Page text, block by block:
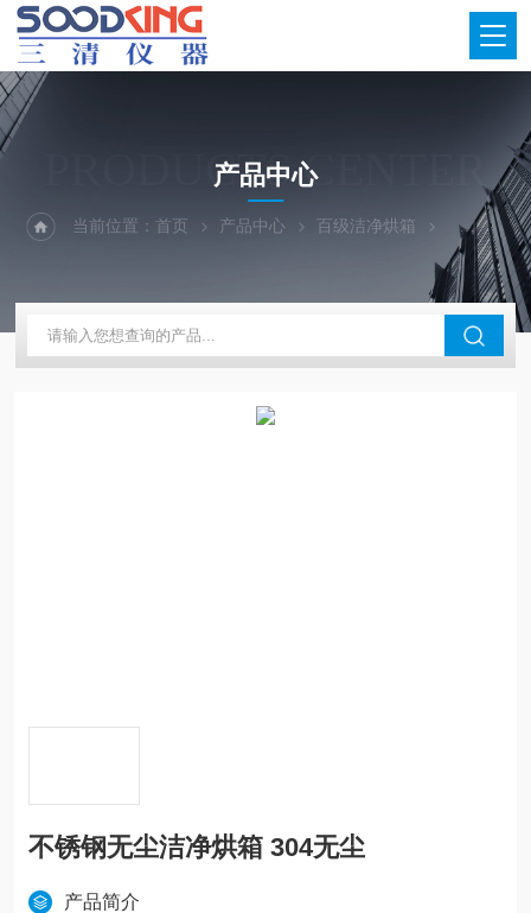
PRODUCTS CENTER
产品中心
当前位置：首页 产品中心 百级洁净烘箱 高温无尘
不锈钢无尘洁净烘箱 304无尘
产品简介